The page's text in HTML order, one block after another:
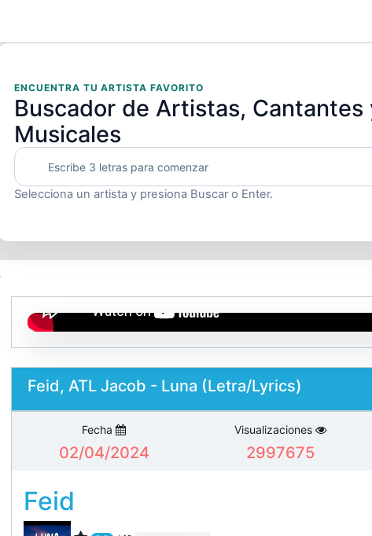
ENCUENTRA TU ARTISTA FAVORITO
Buscador de Artistas, Cantantes
Musicales
Selecciona un artista y presiona Buscar o Enter.
Feid, ATL Jacob - Luna (Letra/Lyrics)
Fecha
02/04/2024
Visualizaciones
2997675
Feid